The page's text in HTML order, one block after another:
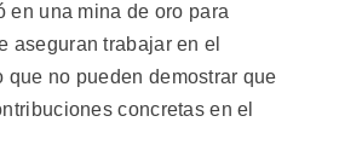
en una mina de oro para
aseguran trabajar en el
que no pueden demostrar que
concretas en el